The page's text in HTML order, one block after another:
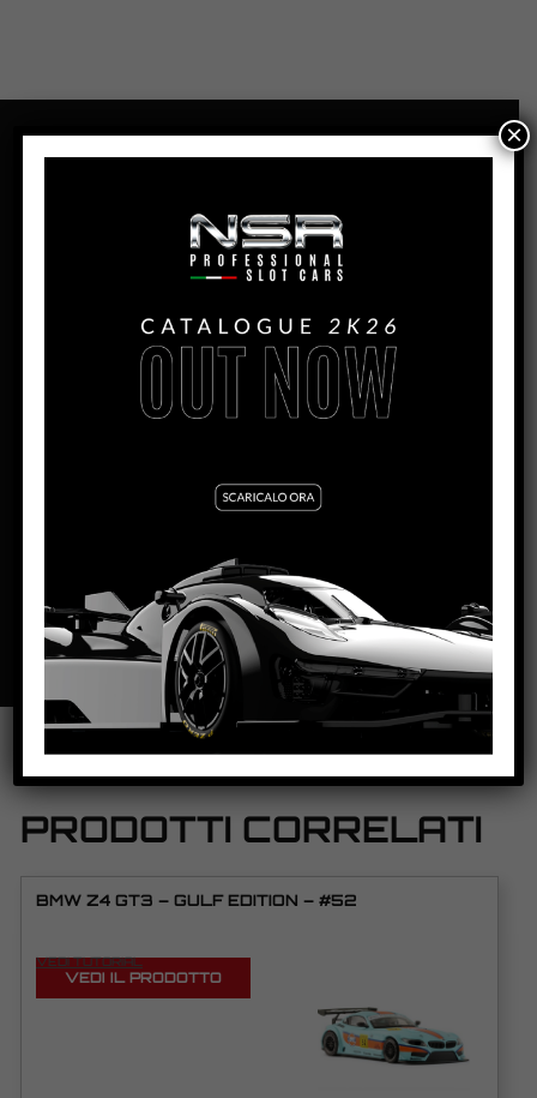
PANORAMICA
ASV GT3 – 4H PAUL RICARD –
GULF – #85
2022
MOTORE AW:King 21 Evo3 21.400 rpm
MOTORE SW: Shark 25K – 25.000 rpm
35,5mm
DISTANZA ASSE POSTERIORE/GUIDA:
SCHEDA TECNICA
PRODOTTI CORRELATI
BMW Z4 GT3 – GULF EDITION – #52
VEDI TUTORIAL
VEDI IL PRODOTTO
×